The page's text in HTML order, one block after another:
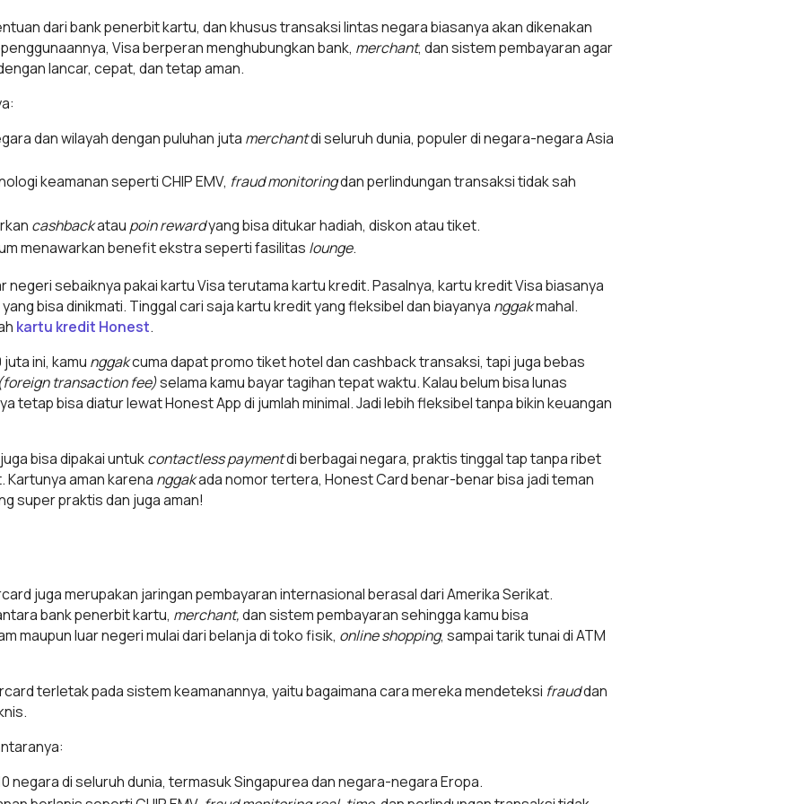
dari bank penerbit kartu, dan khusus transaksi lintas negara biasanya akan dikenakan
Visa berperan menghubungkan bank, merchant, dan sistem pembayaran agar
lancar, cepat, dan tetap aman.
dan wilayah dengan puluhan juta merchantdi seluruh dunia, populer di negara-negara Asia
keamanan seperti CHIP EMV, fraud monitoringdan perlindungan transaksi tidak sah
cashbackatau poin rewardyang bisa ditukar hadiah, diskon atau tiket.
menawarkan benefit ekstra seperti fasilitas lounge.
negeri sebaiknya pakai kartu Visa terutama kartu kredit. Pasalnya, kartu kredit Visa biasanya
bisa dinikmati. Tinggal cari saja kartu kredit yang fleksibel dan biayanya nggakmahal.
kartu kredit Honest.
ini, kamu nggakcuma dapat promo tiket hotel dan cashback transaksi, tapi juga bebas
transaction fee)selama kamu bayar tagihan tepat waktu. Kalau belum bisa lunas
tetap bisa diatur lewat Honest App di jumlah minimal. Jadi lebih fleksibel tanpa bikin keuangan
bisa dipakai untukcontactless paymentdi berbagai negara, praktis tinggal tap tanpa ribet
aman karena nggakada nomor tertera, Honest Card benar-benar bisa jadi teman
super praktis dan juga aman!
juga merupakan jaringan pembayaran internasional berasal dari Amerika Serikat.
bank penerbit kartu, merchant,dan sistem pembayaran sehingga kamu bisa
maupun luar negeri mulai dari belanja di toko fisik, online shopping, sampai tarik tunai di ATM
terletak pada sistem keamanannya, yaitu bagaimana cara mereka mendeteksi frauddan
negara di seluruh dunia, termasuk Singapurea dan negara-negara Eropa.